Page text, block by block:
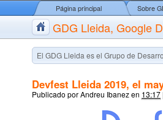
Página principal Sobre
GDG Lleida, Google
El GDG Lleida es el Grupo de
Devfest Lleida 2019, el
Publicado porAndreu Ibanezen 13:17